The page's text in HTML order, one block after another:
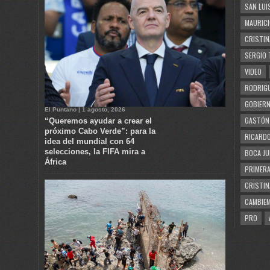
El Puntano | 1 agosto, 2026
“Queremos ayudar a crear el
próximo Cabo Verde”: para la
idea del mundial con 64
selecciones, la FIFA mira a
África
SAN
SERGIO
VIDEO
BOCA
PRO